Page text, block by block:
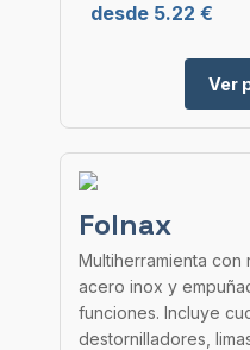
desde 5.22 €
Ver
Folnax
Multiherramienta
acero inox y
funciones. Incluye
destornilladores,